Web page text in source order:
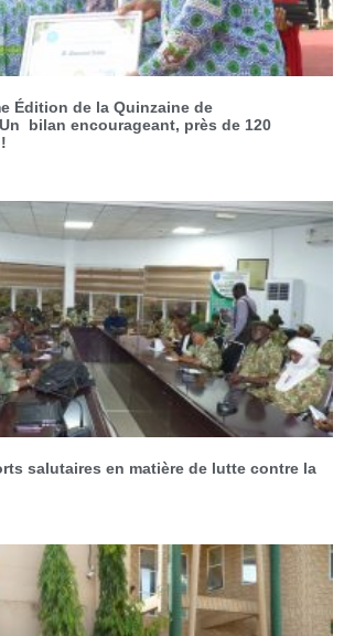
Édition de la Quinzaine de
bilan encourageant, près de 120
salutaires en matière de lutte contre la